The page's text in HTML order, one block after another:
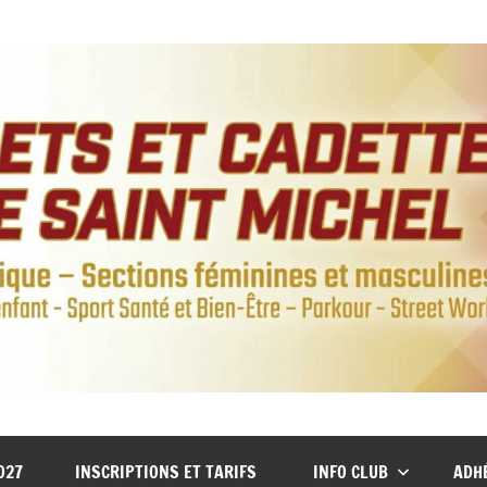
INSCRIPTIONS ET TARIFS INFO CLUB